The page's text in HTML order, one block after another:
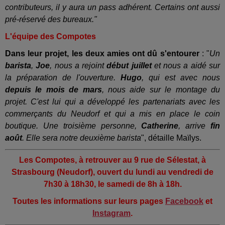
contributeurs, il y aura un pass adhérent. Certains ont aussi
pré-réservé des bureaux."
L'équipe des Compotes
Dans leur projet, les deux amies ont dû s'entourer: "Un
barista,Joe, nous a rejointdébut juilletet nous a aidé sur
la préparation de l'ouverture. Hugo, qui est avec nous
depuis le mois de mars, nous aide sur le montage du
projet. C'est lui qui a développé les partenariats avec les
commerçants du Neudorf et qui a mis en place le coin
boutique. Une troisième personne, Catherine, arrive fin
août. Elle sera notre deuxième barista", détaille Maïlys.
Les Compotes, à retrouver au 9 rue de Sélestat, à
Strasbourg (Neudorf), ouvert du lundi au vendredi de
7h30 à 18h30, le samedi de 8h à 18h.
Toutes les informations sur leurs pages Facebook et
Instagram.